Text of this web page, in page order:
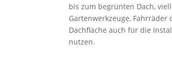
bis zum begrünten Dach,
Gartenwerkzeuge, Fahrräder
Dachfläche auch für die
nutzen.